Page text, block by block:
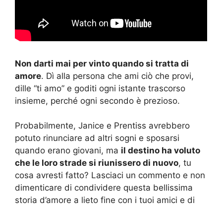
Non darti mai per vinto quando si tratta di
amore. Dì alla persona che ami ciò che provi,
dille “ti amo” e goditi ogni istante trascorso
insieme, perché ogni secondo è prezioso.
Probabilmente, Janice e Prentiss avrebbero
potuto rinunciare ad altri sogni e sposarsi
quando erano giovani, ma il destino ha voluto
che le loro strade si riunissero di nuovo, tu
cosa avresti fatto? Lasciaci un commento e non
dimenticare di condividere questa bellissima
storia d’amore a lieto fine con i tuoi amici e di